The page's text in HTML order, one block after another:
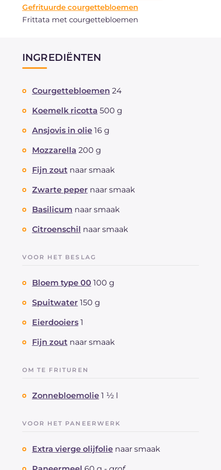
Gefrituurde courgettebloemen
Frittata met courgettebloemen
INGREDIËNTEN
Courgettebloemen 24
Koemelk ricotta 500 g
Ansjovis in olie 16 g
Mozzarella 200 g
Fijn zout naar smaak
Zwarte peper naar smaak
Basilicum naar smaak
Citroenschil naar smaak
VOOR HET BESLAG
Bloem type 00 100 g
Spuitwater 150 g
Eierdooiers 1
Fijn zout naar smaak
OM TE FRITUREN
Zonnebloemolie 1 ½ l
VOOR HET PANEERWERK
Extra vierge olijfolie naar smaak